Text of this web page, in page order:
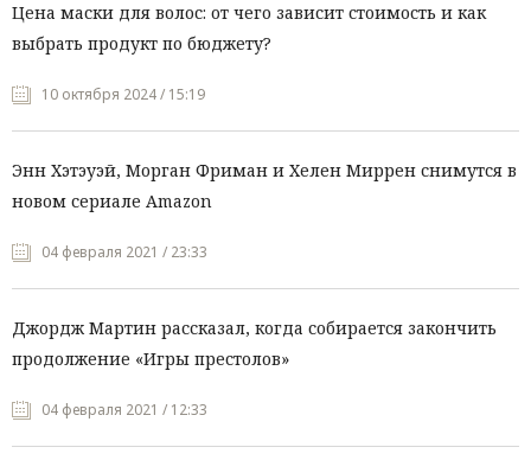
Цена маски для волос: от чего зависит стоимость и как
выбрать продукт по бюджету?
10 октября 2024 / 15:19
Энн Хэтэуэй, Морган Фриман и Хелен Миррен снимутся в
новом сериале Amazon
04 февраля 2021 / 23:33
Джордж Мартин рассказал, когда собирается закончить
продолжение «Игры престолов»
04 февраля 2021 / 12:33